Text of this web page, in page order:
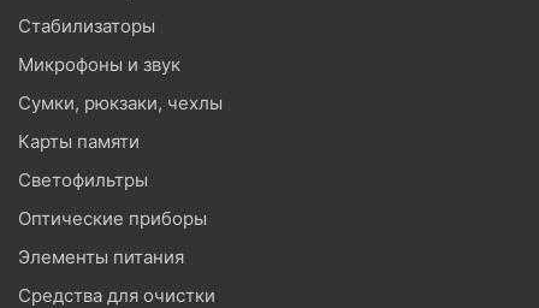
Стабилизаторы
Микрофоны и звук
Сумки, рюкзаки, чехлы
Карты памяти
Светофильтры
Оптические приборы
Элементы питания
Средства для очистки